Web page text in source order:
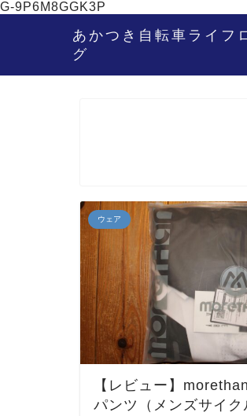
G-9P6M8GGK3P
あかつき自転車ライフ
グ
ウェア
【レビュー】
パンツ（メンズサイク